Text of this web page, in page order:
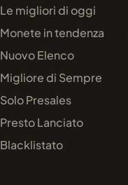
Le migliori di oggi
Monete in tendenza
Nuovo Elenco
Migliore di Sempre
Solo Presales
Presto Lanciato
Blacklistato